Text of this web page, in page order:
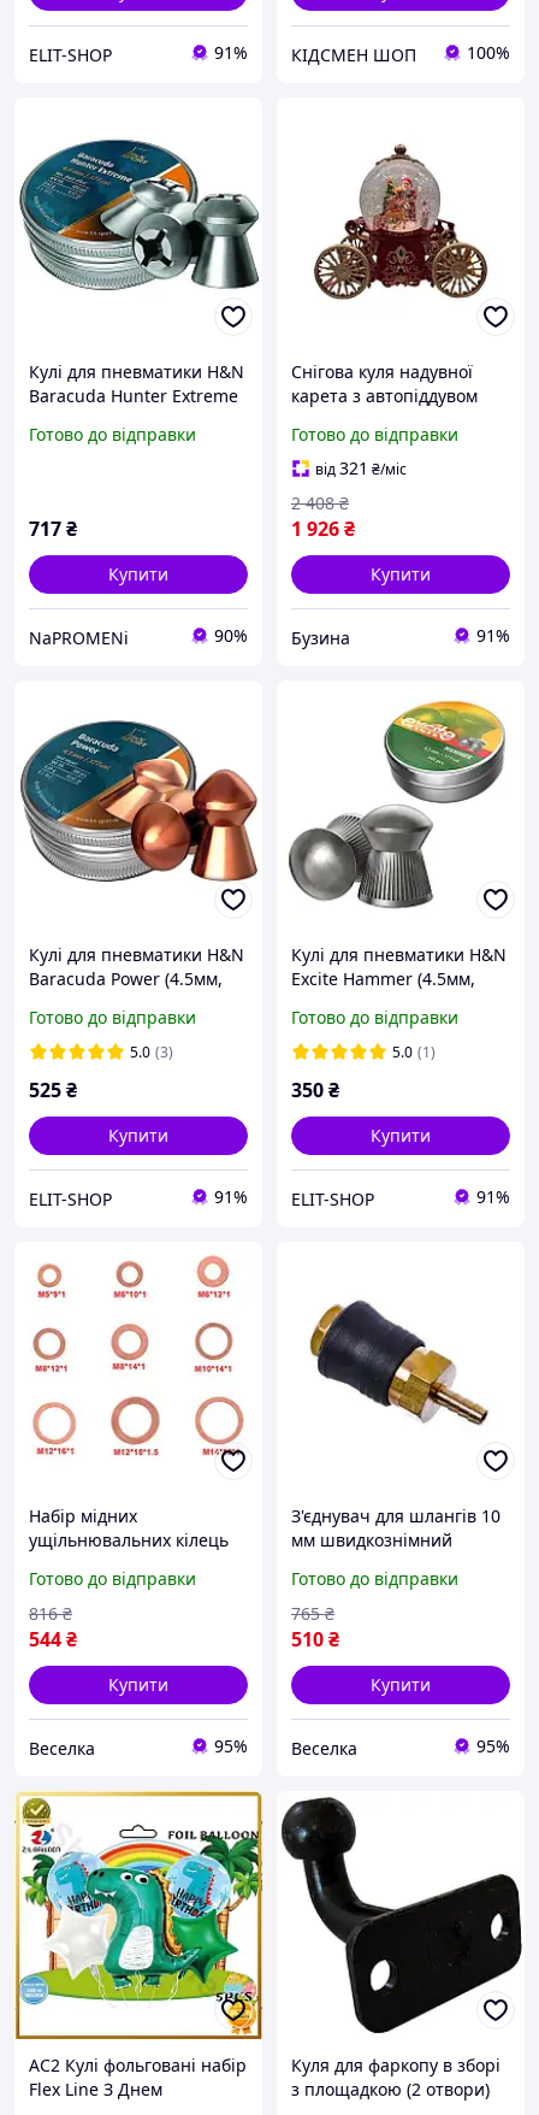
ELIT-SHOP 91% КІДСМЕН ШОП 100%
Кулі для пневматики H&N
Baracuda Hunter Extreme
NaPROMENi
Готово до відправки
717₴
Купити
NaPROMENi 90%
Снігова куля надувної
карета з автопіддувом
новорічної прикраси.
buzyna
Готово до відправки
від321 ₴/міс
1 926₴
2 408 ₴
Купити
Бузина 91%
Кулі для пневматики H&N
Baracuda Power (4.5мм,
Готово до відправки
5.0 (3)
525₴
Купити
ELIT-SHOP 91%
Кулі для пневматики H&N
Excite Hammer (4.5мм,
Готово до відправки
5.0 (1)
350₴
Купити
ELIT-SHOP 91%
Набір мідних
ущільнювальних кілець
гідравліки пневматики
герметизація з'єднань
FLAME
Готово до відправки
544₴
816 ₴
Купити
Веселка 95%
З'єднувач для шлангів 10
мм швидкознімний
пневматики та
поливання садівництва
FLAME
Готово до відправки
510₴
765 ₴
Купити
Веселка 95%
AC2 Кулі фольговані набір
Flex Line З Днем
Куля для фаркопу в зборі
з площадкою (2 отвори)